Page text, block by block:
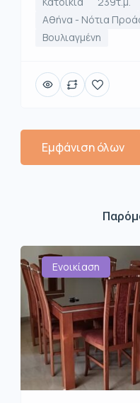
Αθήνα - Νότια
Βουλιαγμένη
Εμφάνιση όλων
Ενοικίαση